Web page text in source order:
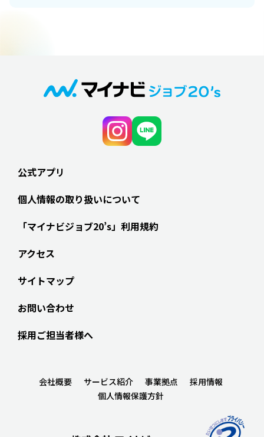
公式アプリ
個人情報の取り扱いについて
「マイナビジョブ20’s」利用規約
アクセス
サイトマップ
お問い合わせ
採用ご担当者様へ
会社概要 サービス紹介 事業拠点
採用情報
個人情報保護方針